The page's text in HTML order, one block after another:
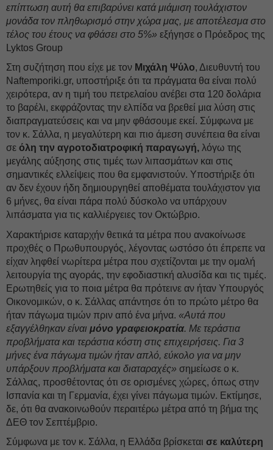
επίπτωση αυτή θα επιβαρύνει κατά μιάμιση τουλάχιστον
μονάδα τον πληθωρισμό στην χώρα μας, με αποτέλεσμα στο
τέλος του έτους να φθάσει στο 5%» εξήγησε ο Πρόεδρος της
Lyktos Group
Στη συζήτηση που είχε με τον Μιχάλη Ψύλο, Διευθυντή του
Naftemporiki.gr, υποστήριξε ότι τα πράγματα θα είναι πολύ
χειρότερα, αν η τιμή του πετρελαίου ανέβει στα 120 δολάρια
το βαρέλι, εκφράζοντας την ελπίδα να βρεθεί μια λύση στις
διαπραγματεύσεις και να μην φθάσουμε εκεί. Σύμφωνα με
τον κ. Σάλλα, η μεγαλύτερη και πιο άμεση συνέπεια θα είναι
σε όλη την αγροτοδιατροφική παραγωγή, λόγω της
μεγάλης αύξησης στις τιμές των λιπασμάτων και στις
σημαντικές ελλείψεις που θα εμφανιστούν. Υποστήριξε ότι
αν δεν έχουν ήδη δημιουργηθεί αποθέματα τουλάχιστον για
6 μήνες, θα είναι πάρα πολύ δύσκολο να υπάρχουν
λιπάσματα για τις καλλιέργειες τον Οκτώβριο.
Χαρακτήρισε καταρχήν θετικά τα μέτρα που ανακοίνωσε
προχθές ο Πρωθυπουργός, λέγοντας ωστόσο ότι έπρεπε να
είχαν ληφθεί νωρίτερα μέτρα που σχετίζονται με την ομαλή
λειτουργία της αγοράς, την εφοδιαστική αλυσίδα και τις τιμές.
Ερωτηθείς για το ποια μέτρα θα πρότεινε αν ήταν Υπουργός
Οικονομικών, ο κ. Σάλλας απάντησε ότι το πρώτο μέτρο θα
ήταν πάγωμα τιμών πριν από ένα μήνα. «Αυτά που
εξαγγέλθηκαν είναι μόνο γραφειοκρατία. Με τεράστια
προβλήματα και τεράστια κόστη στις επιχειρήσεις. Για 3
μήνες ένα πάγωμα τιμών ήταν απλό, εύκολο για να μην
υπάρξουν προβλήματα και διαταραχές» σημείωσε ο κ.
Σάλλας, προσθέτοντας ότι σε ορισμένες χώρες, όπως στην
Ισπανία και τη Γερμανία, έχει γίνει πάγωμα τιμών. Εκτίμησε,
δε, ότι θα ανακοινωθούν περαιτέρω μέτρα από τη βήμα της
ΔΕΘ τον Σεπτέμβριο.
Σύμφωνα με τον κ. Σάλλα, η Ελλάδα βρίσκεται σε καλύτερη